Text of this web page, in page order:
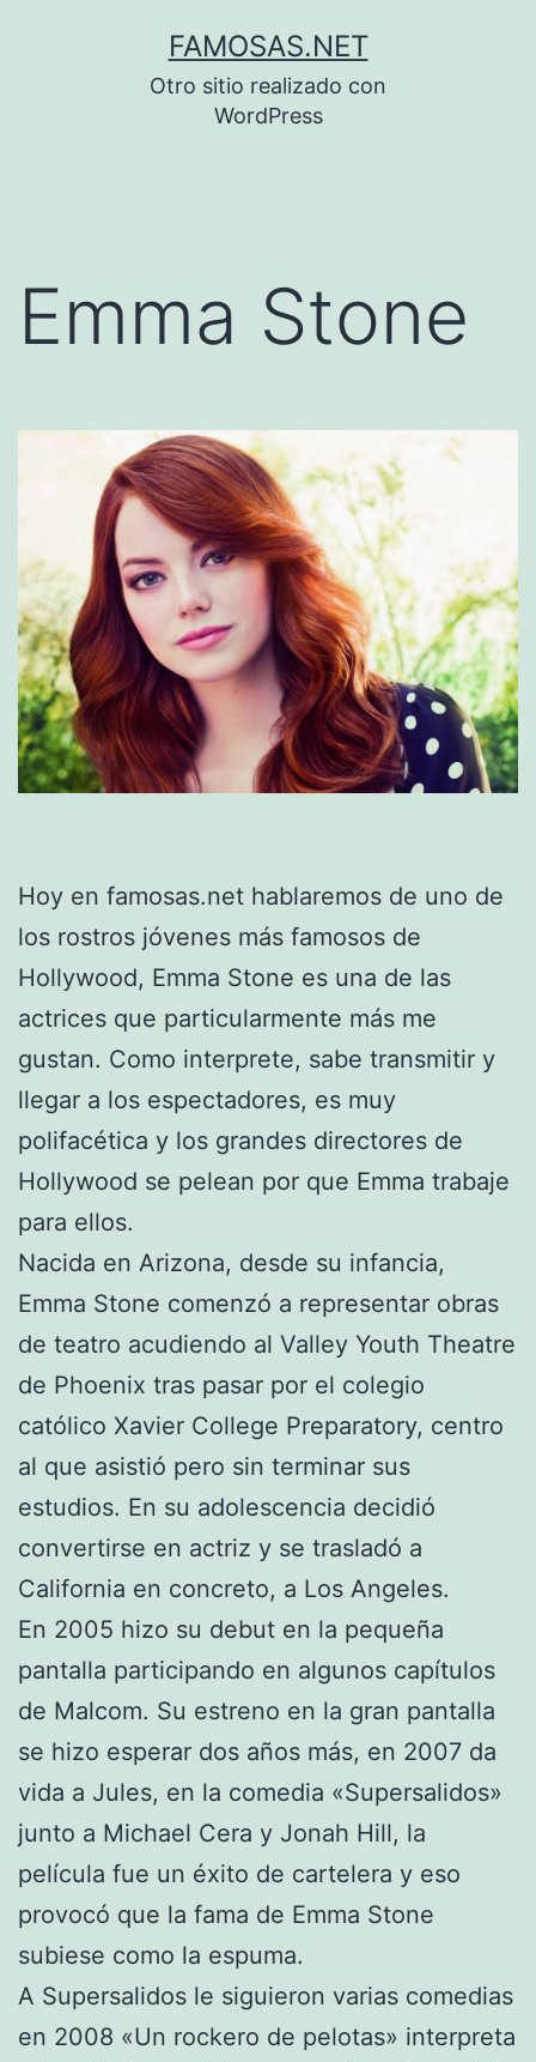
FAMOSAS.NET
Otro sitio realizado con
WordPress
Emma Stone
Hoy en famosas.net hablaremos de uno de
los rostros jóvenes más famosos de
Hollywood, Emma Stone es una de las
actrices que particularmente más me
gustan. Como interprete, sabe transmitir y
llegar a los espectadores, es muy
polifacética y los grandes directores de
Hollywood se pelean por que Emma trabaje
para ellos.
Nacida en Arizona, desde su infancia,
Emma Stone comenzó a representar obras
de teatro acudiendo al Valley Youth Theatre
de Phoenix tras pasar por el colegio
católico Xavier College Preparatory, centro
al que asistió pero sin terminar sus
estudios. En su adolescencia decidió
convertirse en actriz y se trasladó a
California en concreto, a Los Angeles.
En 2005 hizo su debut en la pequeña
pantalla participando en algunos capítulos
de Malcom. Su estreno en la gran pantalla
se hizo esperar dos años más, en 2007 da
vida a Jules, en la comedia «Supersalidos»
junto a Michael Cera y Jonah Hill, la
película fue un éxito de cartelera y eso
provocó que la fama de Emma Stone
subiese como la espuma.
A Supersalidos le siguieron varias comedias
en 2008 «Un rockero de pelotas» interpreta